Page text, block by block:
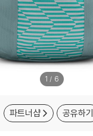
1 / 6
파트너샵 공유하기